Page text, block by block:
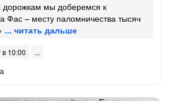
мы доберемся к
Фас – месту паломничества тысяч
в 10:00